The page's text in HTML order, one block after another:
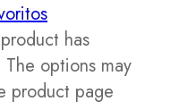
has
options may
product page